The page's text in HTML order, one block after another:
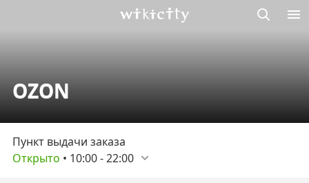
OZON
Пункт выдачи заказа
Открыто • 10:00-22:00